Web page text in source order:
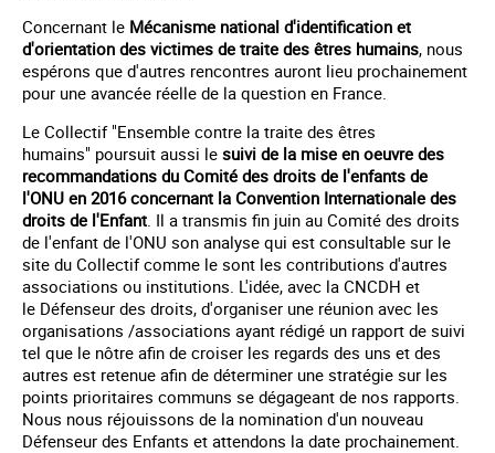
Concernant le Mécanisme national d'identification et
d'orientation des victimes de traite des êtres humains, nous
espérons que d'autres rencontres auront lieu prochainement
pour une avancée réelle de la question en France.
Le Collectif "Ensemble contre la traite des êtres
humains" poursuit aussi le suivi de la mise en oeuvre des
recommandations du Comité des droits de l'enfants de
l'ONU en 2016 concernant la Convention Internationale des
droits de l'Enfant . Il a transmis fin juin au Comité des droits
de l'enfant de l'ONU son analyse qui est consultable sur le
site du Collectif comme le sont les contributions d'autres
associations ou institutions. L'idée, avec la CNCDH et
le Défenseur des droits, d'organiser une réunion avec les
organisations /associations ayant rédigé un rapport de suivi
tel que le nôtre afin de croiser les regards des uns et des
autres est retenue afin de déterminer une stratégie sur les
points prioritaires communs se dégageant de nos rapports.
Nous nous réjouissons de la nomination d'un nouveau
Défenseur des Enfants et attendons la date prochainement.